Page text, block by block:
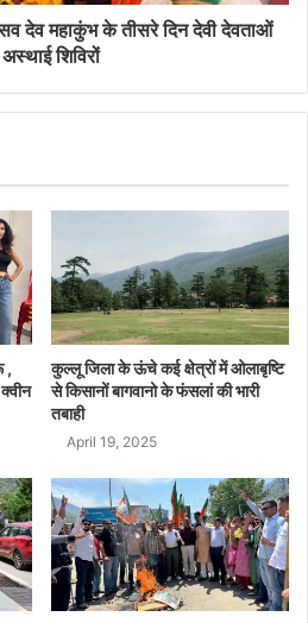
देव महाकुंभ के तीसरे दिन देवी देवताओं
शिविरों
,
कुल्लू जिला के ऊंचे कई क्षेत्रों में ओलाबृष्टि
से किसानों बागवानो के फंसलां की भारी
तबाही
April 19, 2025